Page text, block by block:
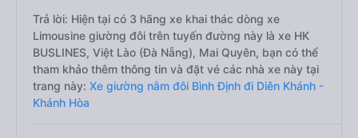
Trả lời: Hiện tại có 3 hãng xe khai thác dòng xe
Limousine giường đôi trên tuyến đường này là xe HK
BUSLINES, Việt Lào (Đà Nẵng), Mai Quyên, bạn có thể
tham khảo thêm thông tin và đặt vé các nhà xe này tại
trang này: Xe giường nằm đôi Bình Định đi Diên Khánh -
Khánh Hòa